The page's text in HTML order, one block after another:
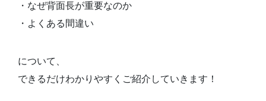
・なぜ背面長が重要なのか
・よくある間違い
について、
できるだけわかりやすくご紹介していきます！